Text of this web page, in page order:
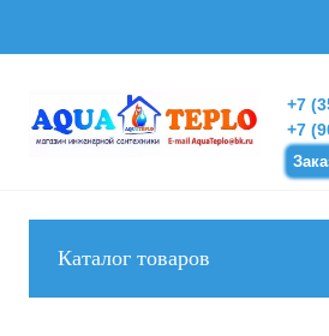
+7
+7
Каталог товаров